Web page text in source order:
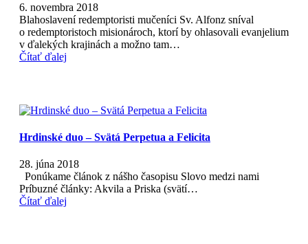
6. novembra 2018
Blahoslavení redemptoristi mučeníci Sv. Alfonz sníval
o redemptoristoch misionároch, ktorí by ohlasovali evanjelium
v ďalekých krajinách a možno tam…
Čítať ďalej
Hrdinské duo – Svätá Perpetua a Felicita
28. júna 2018
Ponúkame článok z nášho časopisu Slovo medzi nami
Príbuzné články: Akvila a Priska (svätí…
Čítať ďalej